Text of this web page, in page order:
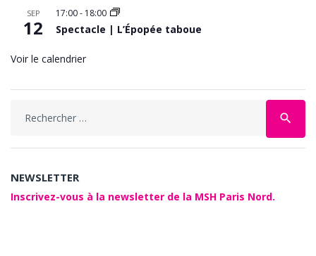
SEP
12
17:00- 18:00
Spectacle | L’Épopée taboue
Voir le calendrier
search
NEWSLETTER
Inscrivez-vous à la newsletter de la MSH Paris Nord.